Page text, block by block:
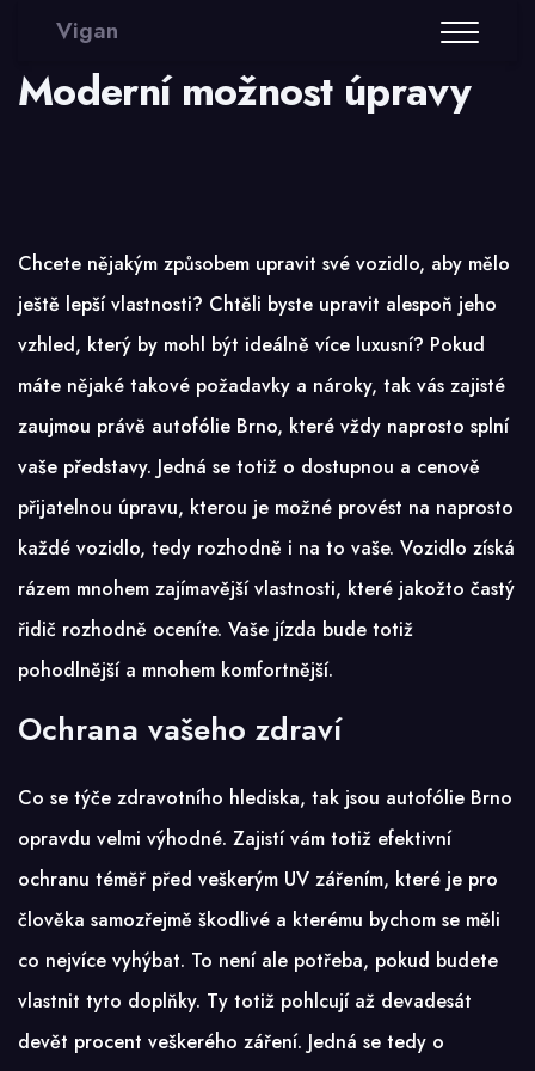
Vigan
Moderní možnost úpravy
Chcete nějakým způsobem upravit své vozidlo, aby mělo
ještě lepší vlastnosti? Chtěli byste upravit alespoň jeho
vzhled, který by mohl být ideálně více luxusní? Pokud
máte nějaké takové požadavky a nároky, tak vás zajisté
zaujmou právě autofólie Brno, které vždy naprosto splní
vaše představy. Jedná se totiž o dostupnou a cenově
přijatelnou úpravu, kterou je možné provést na naprosto
každé vozidlo, tedy rozhodně i na to vaše. Vozidlo získá
rázem mnohem zajímavější vlastnosti, které jakožto častý
řidič rozhodně oceníte. Vaše jízda bude totiž
pohodlnější a mnohem komfortnější.
Ochrana vašeho zdraví
Co se týče zdravotního hlediska, tak jsou autofólie Brno
opravdu velmi výhodné. Zajistí vám totiž efektivní
ochranu téměř před veškerým UV zářením, které je pro
člověka samozřejmě škodlivé a kterému bychom se měli
co nejvíce vyhýbat. To není ale potřeba, pokud budete
vlastnit tyto doplňky. Ty totiž pohlcují až devadesát
devět procent veškerého záření. Jedná se tedy o